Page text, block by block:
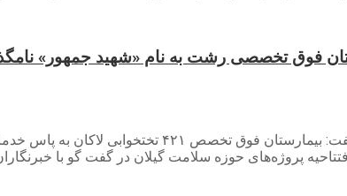
فوق تخصصی رشت به نام «شهید جمهور»
نوای گیل- استاندار گیلان گفت:
پروژه‌های حوزه سلامت گیلان در گفت گو با